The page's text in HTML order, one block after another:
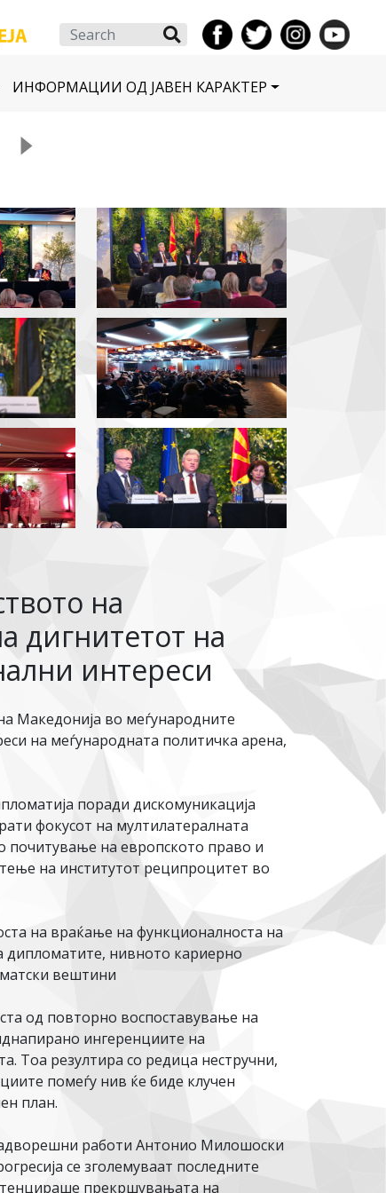
Search
ИНФОРМАЦИИ ОД ЈАВЕН КАРАКТЕР
на
дигнитетот на
интереси
Македонија во меѓународните
на меѓународната политичка арена,
поради дискомуникација
фокусот на мултилатералната
почитување на европското право и
на институтот реципроцитет во
на враќање на функционалноста на
дипломатите, нивното кариерно
вештини
од повторно воспоставување на
ингеренциите на
Тоа резултира со редица нестручни,
помеѓу нив ќе биде клучен
план.
работи Антонио Милошоски
се зголемуваат последните
прекршувањата на